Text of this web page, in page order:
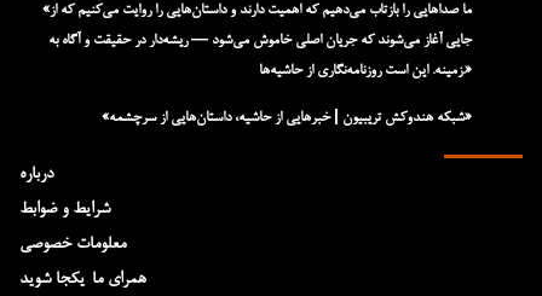
درباره
شرایط و ضوابط
معلومات خصوصی
همرای ما-یکجا شوید
«ما صداهایی را بازتاب می‌دهیم که اهمیت دارند و داستان‌هایی را روایت می‌کنیم که از
جایی آغاز می‌شوند که جریان اصلی خاموش می‌شود — ریشه‌دار در حقیقت و آگاه به
زمینه. این است روزنامه‌نگاری از حاشیه‌ها.»
«شبکه هند‌و‌کش تریبیون | خبرهایی از حاشیه، داستان‌هایی از سرچشمه»